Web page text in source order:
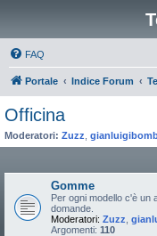
FAQ
Portale Indice Forum
Officina
Moderatori: Zuzz
Gomme
Per ogni modello c'è un
domande.
Moderatori: Zuzz
Argomenti: 110